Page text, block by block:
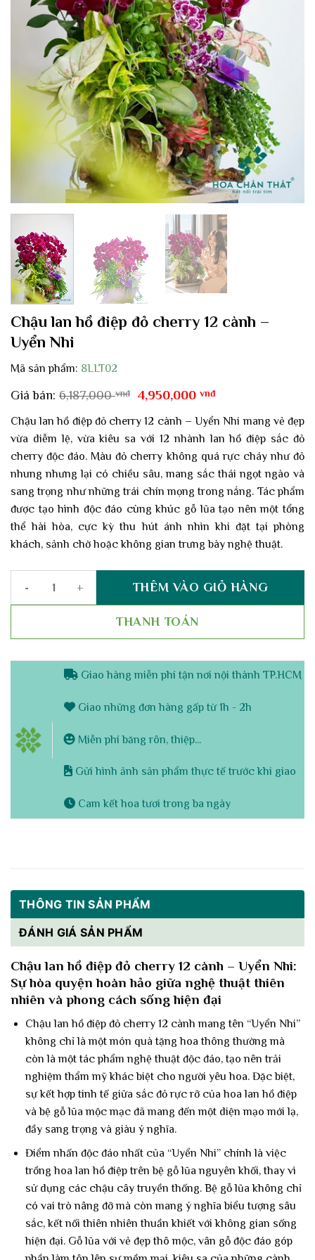
Chậu lan hồ điệp đỏ cherry 12 cành –
Uyển Nhi
Mã sản phẩm: 8LLT02
Giá bán: 6,187,000vnđ
Giá
là:
6,187,000 vnđ.
4,950,000vnđGiá
tại
4,950,000 vnđ.
Chậu lan hồ điệp đỏ cherry 12 cành – Uyển Nhi mang vẻ đẹp
vừa diễm lệ, vừa kiêu sa với 12 nhành lan hồ điệp sắc đỏ
cherry độc đáo. Màu đỏ cherry không quá rực cháy như đỏ
nhung nhưng lại có chiều sâu, mang sắc thái ngọt ngào và
sang trọng như những trái chín mọng trong nắng. Tác phẩm
được tạo hình độc đáo cùng khúc gỗ lũa tạo nên một tổng
thể hài hòa, cực kỳ thu hút ánh nhìn khi đặt tại phòng
khách, sảnh chờ hoặc không gian trưng bày nghệ thuật.
Chậu lan hồ điệp đỏ cherry 12 cành - Uyển Nhi số lượng
THÊM VÀO GIỎ HÀNG
THANH TOÁN
Giao hàng miễn phí tận nơi nội thành TP.HCM
Giao những đơn hàng gấp từ 1h - 2h
Miễn phí băng rôn, thiệp...
Gửi hình ảnh sản phẩm thực tế trước khi giao
Cam kết hoa tươi trong ba ngày
THÔNG TIN SẢN PHẨM
ĐÁNH GIÁ SẢN PHẨM
Chậu lan hồ điệp đỏ cherry 12 cành – Uyển Nhi:
Sự hòa quyện hoàn hảo giữa nghệ thuật thiên
nhiên và phong cách sống hiện đại
Chậu lan hồ điệp đỏ cherry 12 cành mang tên “Uyển Nhi”
không chỉ là một món quà tặng hoa thông thường mà
còn là một tác phẩm nghệ thuật độc đáo, tạo nên trải
nghiệm thẩm mỹ khác biệt cho người yêu hoa. Đặc biệt,
sự kết hợp tinh tế giữa sắc đỏ rực rỡ của hoa lan hồ điệp
và bệ gỗ lũa mộc mạc đã mang đến một diện mạo mới lạ,
đầy sang trọng và giàu ý nghĩa.
Điểm nhấn độc đáo nhất của “Uyển Nhi” chính là việc
trồng hoa lan hồ điệp trên bệ gỗ lũa nguyên khối, thay vì
sử dụng các chậu cây truyền thống. Bệ gỗ lũa không chỉ
có vai trò nâng đỡ mà còn mang ý nghĩa biểu tượng sâu
sắc, kết nối thiên nhiên thuần khiết với không gian sống
hiện đại. Gỗ lũa với vẻ đẹp thô mộc, vân gỗ độc đáo góp